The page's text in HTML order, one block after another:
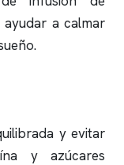
a calmar
y evitar
y azúcares